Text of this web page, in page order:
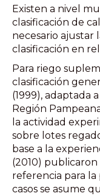
Existen a nivel
clasificación de
necesario ajustar
clasificación en
Para riego
clasificación
(1999), adaptada
Región
la actividad
sobre lotes
base a la
(2010)
referencia para la
casos se asume